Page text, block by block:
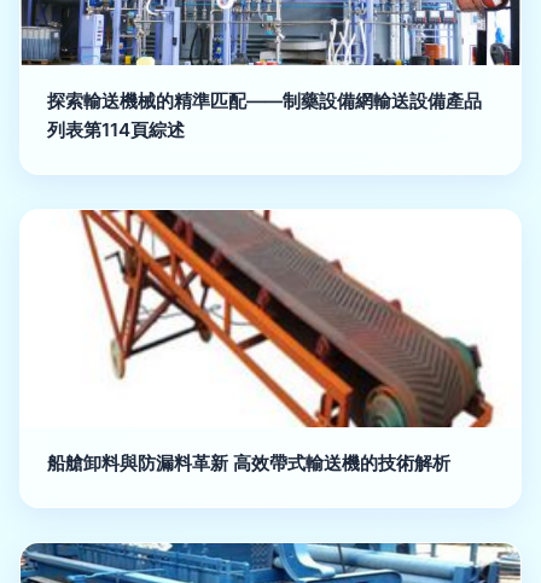
探索輸送機械的精準匹配——制藥設備網輸送設備產品
列表第114頁綜述
船艙卸料與防漏料革新 高效帶式輸送機的技術解析